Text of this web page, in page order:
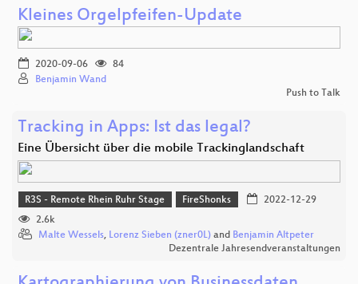
Kleines Orgelpfeifen-Update
2020-09-06
84
Benjamin Wand
Push to Talk
Tracking in Apps: Ist das legal?
Eine Übersicht über die mobile Trackinglandschaft
R3S - Remote Rhein Ruhr Stage FireShonks
2022-12-29
2.6k
Malte Wessels, Lorenz Sieben (zner0L) and Benjamin Altpeter
Dezentrale Jahresendveranstaltungen